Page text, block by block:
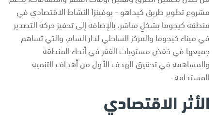
مشروع تطوير طريق كيداهو - يوفينزا النشاط الاقتصادي في
منطقة كيجوما بشكلٍ مباشر، بالإضافة إلى تحفيز حركة التصدير
في ميناء كيجوما والمركز الساحلي لدار السام، والتي تساهم
جميعها في خفض مستويات الفقر في أنحاء المنطقة
والمساهمة في تحقيق الهدف الأول من أهداف التنمية
المستدامة.
الأثر الاقتصادي